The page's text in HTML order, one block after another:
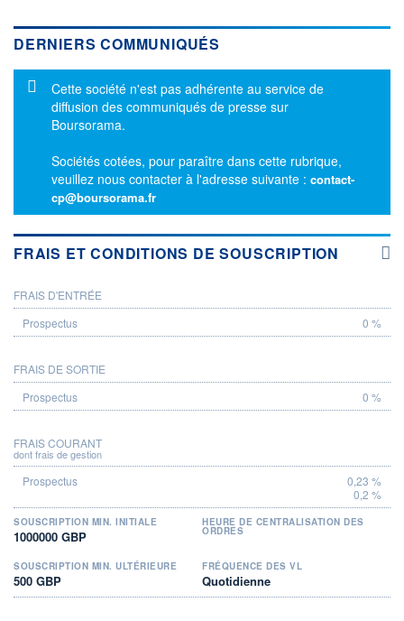
DERNIERS COMMUNIQUÉS
Message d'information
Cette société n'est pas adhérente au service de
diffusion des communiqués de presse sur
Boursorama.
Sociétés cotées, pour paraître dans cette rubrique,
veuillez nous contacter à l'adresse suivante : contact-
cp@boursorama.fr
FRAIS ET CONDITIONS DE SOUSCRIPTION
PROSPECTUS
FRAIS D'ENTRÉE
0 %
FRAIS DE SORTIE
0 %
FRAIS COURANT
dont frais de gestion
0,23 %
0,2 %
SOUSCRIPTION MIN. INITIALE
1000000 GBP
HEURE DE CENTRALISATION DES
ORDRES
SOUSCRIPTION MIN. ULTÉRIEURE
500 GBP
FRÉQUENCE DES VL
Quotidienne